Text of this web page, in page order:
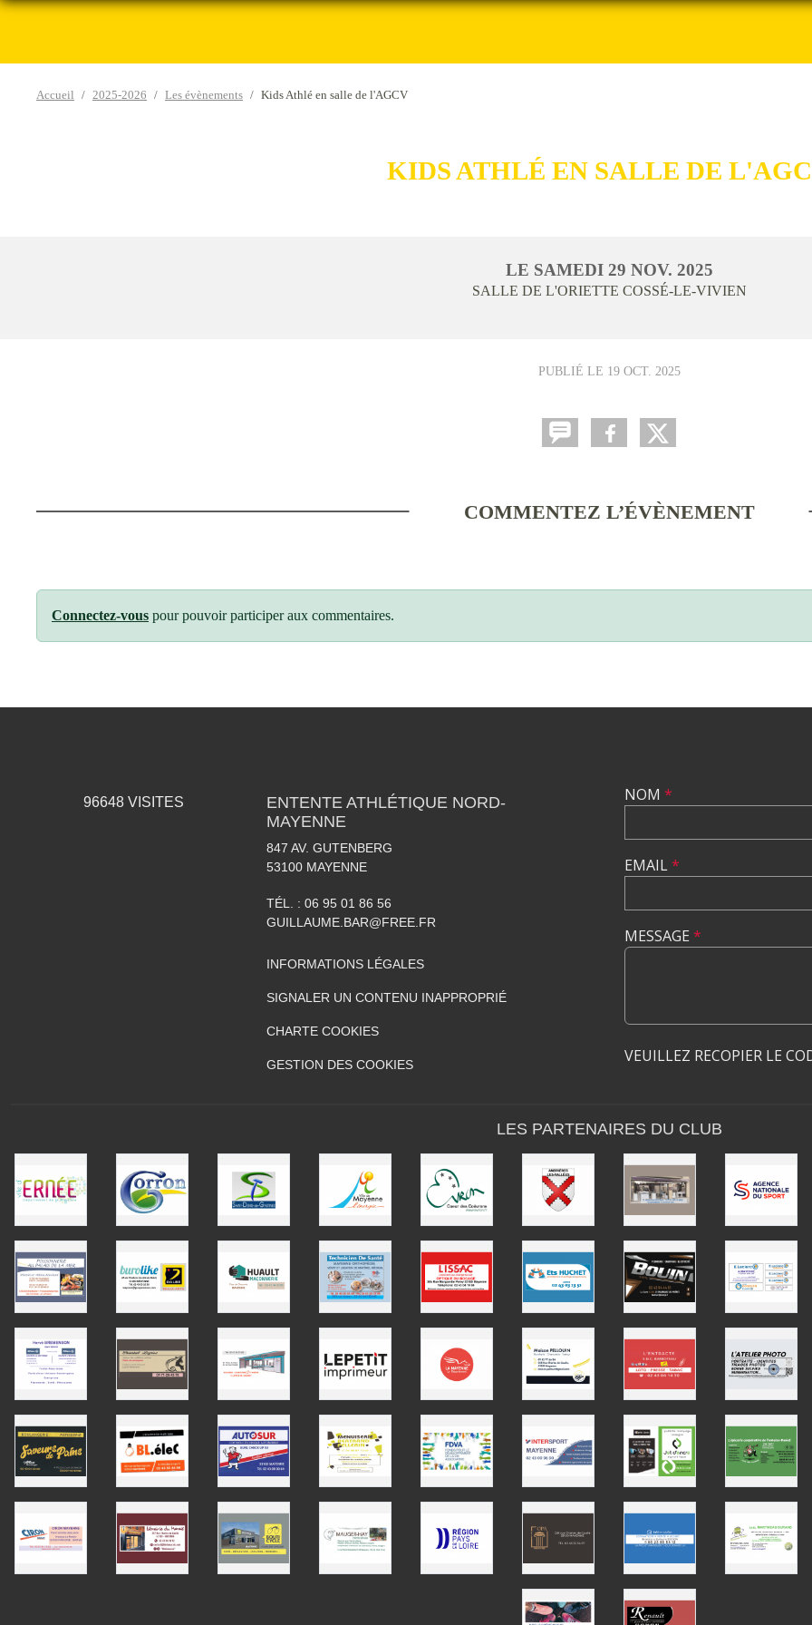
Accueil 2025-2026 Les évènements Kids Athlé en salle de l'AGCV
KIDS ATHLÉ EN SALLE DE
LE SAMEDI 29 NOV. 2025
SALLE DE L'ORIETTE COSSÉ-LE-VIVIEN
PUBLIÉ LE 19 OCT. 2025
COMMENTEZ L’ÉVÈNEMENT
Connectez-vous pour pouvoir participer aux commentaires.
96648VISITES
ENTENTE ATHLÉTIQUE NORD-
MAYENNE
847 AV. GUTENBERG
53100 MAYENNE
TÉL. : 06 95 01 86 56
GUILLAUME.BAR@FREE.FR
INFORMATIONS LÉGALES
SIGNALER UN CONTENU INAPPROPRIÉ
CHARTE COOKIES
GESTION DES COOKIES
NOM *
EMAIL*
MESSAGE *
VEUILLEZ RECOPIER LE
LES PARTENAIRES DU CLUB